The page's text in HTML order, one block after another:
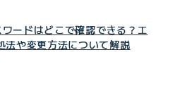
ードはどこで確認できる？エ
法や変更方法について解説